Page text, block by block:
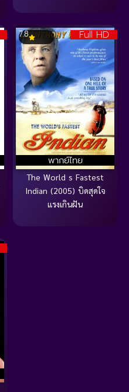
Full HD
พากย์ไทย
7.8
The World s Fastest
Indian (2005) บิดสุดใจ
แรงเกินฝัน